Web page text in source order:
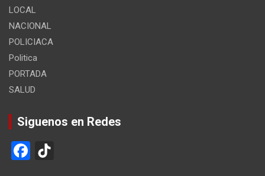
LOCAL
NACIONAL
POLICIACA
Politica
PORTADA
SALUD
Siguenos en Redes
F